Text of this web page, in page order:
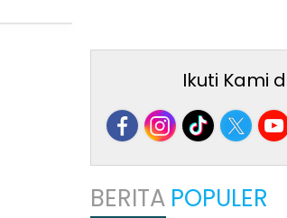
Ikuti Kami
BERITA POPULER